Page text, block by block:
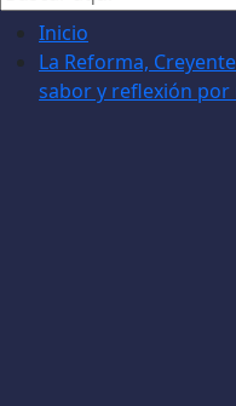
Inicio
La Reforma,
sabor y reflexión por